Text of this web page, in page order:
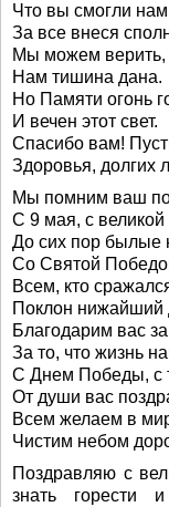
Что вы смогли
За все внеся
Мы можем верить,
Нам тишина дана.
Но Памяти огонь
И вечен этот свет.
Спасибо вам!
Здоровья, долгих
Мы помним ваш
С 9 мая, с великой
До сих пор былые
Со Святой
Всем, кто
Поклон нижайший
Благодарим вас
За то, что жизнь
С Днем Победы, с
От души вас
Всем желаем в
Чистим небом
Поздравляю с
знать